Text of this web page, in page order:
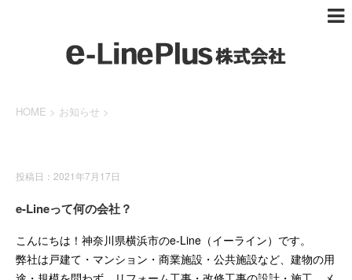
HOME > お知らせ >
投稿日：2021年7月17日
e-Lineって何の会社？
こんにちは！神奈川県横浜市のe-Line（イーライン）です。
弊社は戸建て・マンション・商業施設・公共施設など、建物の用